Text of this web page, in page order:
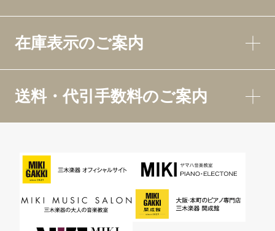
在庫表示のご案内
送料・代引手数料のご案内